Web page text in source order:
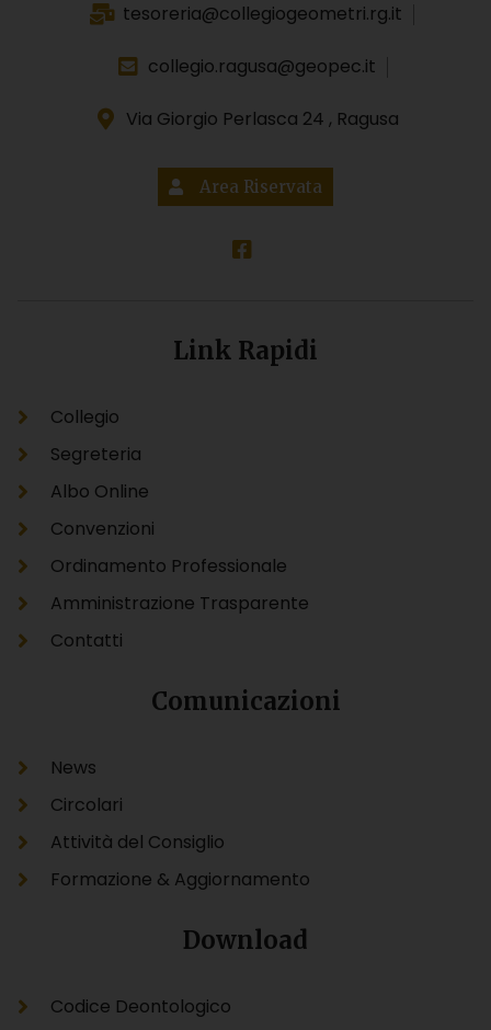
tesoreria@collegiogeometri.rg.it
collegio.ragusa@geopec.it
Via Giorgio Perlasca 24 , Ragusa
Area Riservata
Link Rapidi
Collegio
Segreteria
Albo Online
Convenzioni
Ordinamento Professionale
Amministrazione Trasparente
Contatti
Comunicazioni
News
Circolari
Attività del Consiglio
Formazione & Aggiornamento
Download
Codice Deontologico